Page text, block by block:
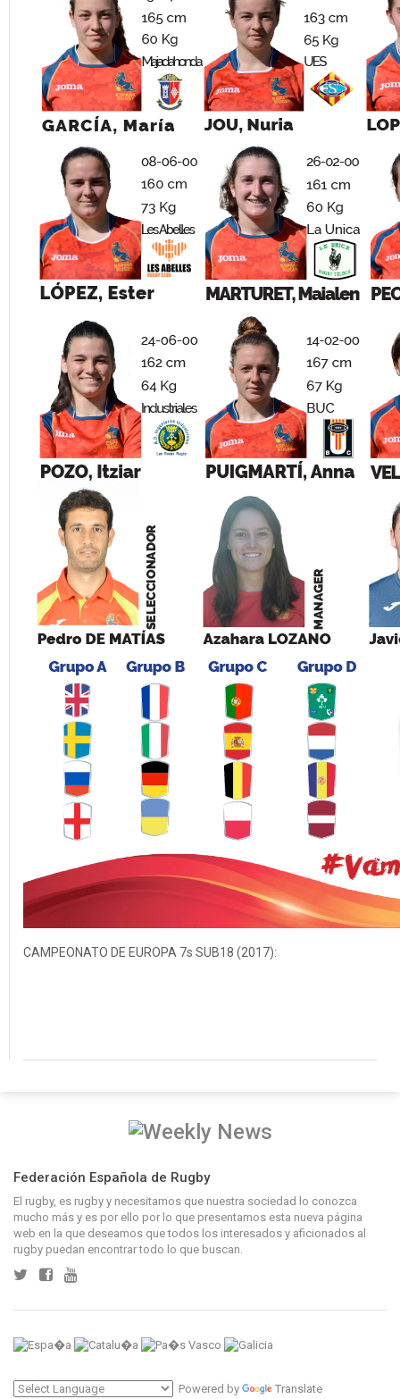
CAMPEONATO DE EUROPA 7s SUB18 (2017):
Federación Española de Rugby
El rugby, es rugby y necesitamos que nuestra sociedad lo conozca
mucho más y es por ello por lo que presentamos esta nueva página
web en la que deseamos que todos los interesados y aficionados al
rugby puedan encontrar todo lo que buscan.
Powered by Translate